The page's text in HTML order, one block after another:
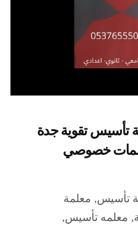
تأسيس تقوية جدة
تأسيس, معلمة
, معلمه تأسيس,